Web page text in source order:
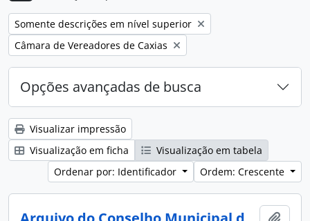
Remover filtro:
Somente descrições em nível superior
Remover filtro:
Câmara de Vereadores de Caxias
Opções avançadas de busca
Visualizar impressão
Visualização em ficha
Visualização em tabela
Ordenar por: Identificador
Ordem: Crescente